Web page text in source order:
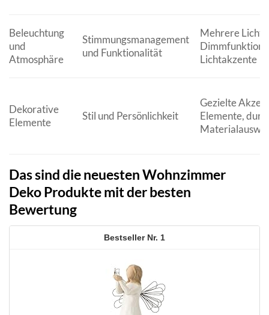
Beleuchtung
und
Atmosphäre
Stimmungsmanagement
und Funktionalität
Mehrere
Lichtakzente
Dekorative
Elemente
Stil und Persönlichkeit
Gezielte
Elemente,
Das sind die neuesten Wohnzimmer
Deko Produkte mit der besten
Bewertung
1